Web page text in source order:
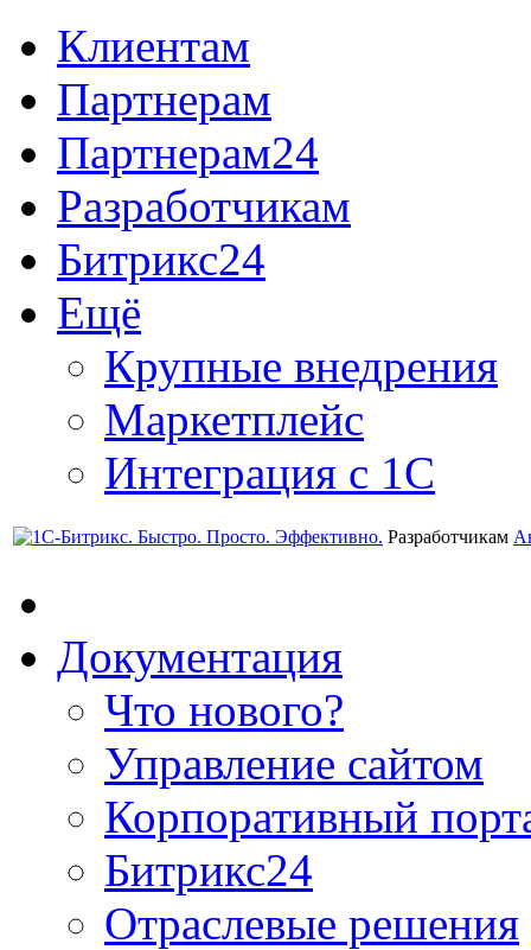
Клиентам
Партнерам
Партнерам24
Разработчикам
Битрикс24
Ещё
Крупные внедрения
Маркетплейс
Интеграция с 1С
Разработчикам
Документация
Что нового?
Управление сайтом
Корпоративный
Битрикс24
Отраслевые решения